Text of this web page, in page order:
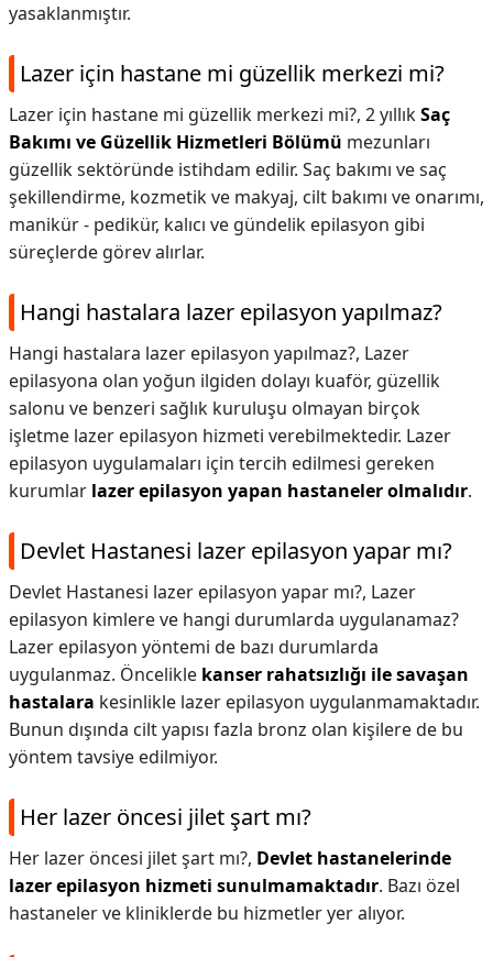
yasaklanmıştır.
Lazer için hastane mi güzellik merkezi mi?
Lazer için hastane mi güzellik merkezi mi?, 2 yıllıkSaç
Bakımı ve Güzellik Hizmetleri Bölümü mezunları
güzellik sektöründe istihdam edilir. Saç bakımı ve saç
şekillendirme, kozmetik ve makyaj, cilt bakımı ve onarımı,
manikür - pedikür, kalıcı ve gündelik epilasyon gibi
süreçlerde görev alırlar.
Hangi hastalara lazer epilasyon yapılmaz?
Hangi hastalara lazer epilasyon yapılmaz?, Lazer
epilasyona olan yoğun ilgiden dolayı kuaför, güzellik
salonu ve benzeri sağlık kuruluşu olmayan birçok
işletme lazer epilasyon hizmeti verebilmektedir. Lazer
epilasyon uygulamaları için tercih edilmesi gereken
kurumlar lazer epilasyon yapan hastaneler olmalıdır.
Devlet Hastanesi lazer epilasyon yapar mı?
Devlet Hastanesi lazer epilasyon yapar mı?, Lazer
epilasyon kimlere ve hangi durumlarda uygulanamaz?
Lazer epilasyon yöntemi de bazı durumlarda
uygulanmaz. Öncelikle kanser rahatsızlığı ile savaşan
hastalara kesinlikle lazer epilasyon uygulanmamaktadır.
Bunun dışında cilt yapısı fazla bronz olan kişilere de bu
yöntem tavsiye edilmiyor.
Her lazer öncesi jilet şart mı?
Her lazer öncesi jilet şart mı?, Devlet hastanelerinde
lazer epilasyon hizmeti sunulmamaktadır. Bazı özel
hastaneler ve kliniklerde bu hizmetler yer alıyor.